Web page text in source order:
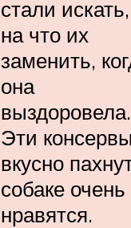
стали искать,
на что их
заменить,
она
выздоровела.
Эти
вкусно
собаке очень
нравятся.